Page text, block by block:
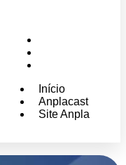
Início
Anplacast
Site Anpla